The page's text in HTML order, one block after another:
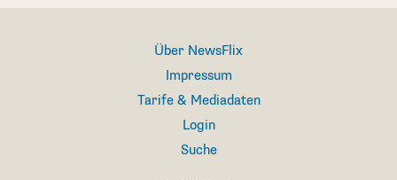
Über NewsFlix
Impressum
Tarife & Mediadaten
Login
Suche